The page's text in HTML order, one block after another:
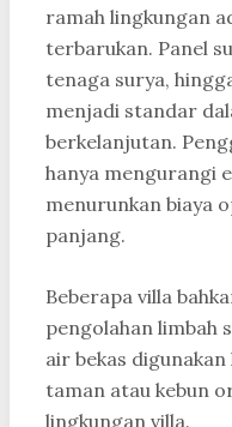
ramah lingkungan
terbarukan. Panel
tenaga surya,
menjadi standar
berkelanjutan.
hanya mengurangi
menurunkan biaya
panjang.
Beberapa villa
pengolahan limbah
air bekas
taman atau kebun
lingkungan villa.